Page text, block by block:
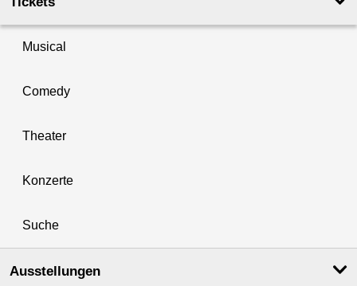
Musical
Comedy
Theater
Konzerte
Suche
Ausstellungen